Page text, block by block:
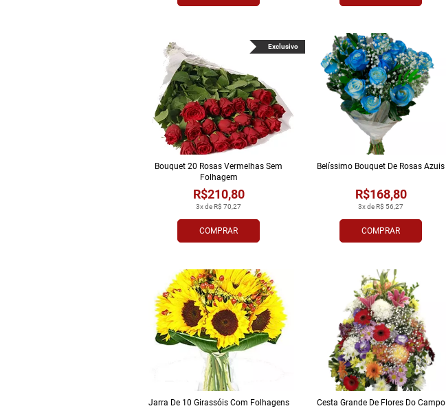
COMPRAR
3x de R$ 70,27
R$210,80
Bouquet 20 Rosas Vermelhas Sem
Folhagem
Exclusivo
COMPRAR
3x de R$ 56,27
R$168,80
Belíssimo Bouquet De Rosas Azuis
Jarra De 10 Girassóis Com Folhagens Cesta Grande De Flores Do Campo